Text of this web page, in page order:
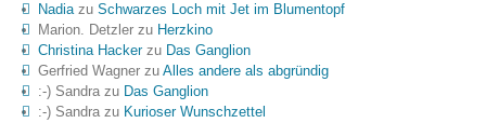
Nadiazu Schwarzes Loch mit Jet im Blumentopf
Marion. Detzlerzu Herzkino
Christina Hackerzu Das Ganglion
Gerfried Wagnerzu Alles andere als abgründig
:-) Sandrazu Das Ganglion
:-) Sandrazu Kurioser Wunschzettel